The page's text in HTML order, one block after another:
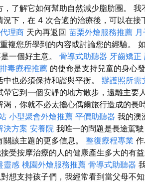
了解它如何幫助自然減少脂肪團。 我
下，在 4 次合適的治療後，可以在接
理商 天內再返回 苗栗外燴服務推薦
複您所學到的內容或討論您的經驗。
一個好主意。 骨導式助聽器 牙齒矯正
毒療程推薦 的使命是支持兒童的身心
也必須保持和諧與平衡。 辦護照所需
它到一個安靜的地方散步，遠離主要
，你就不必太擔心偶爾旅行造成的長
小型聚會外燴推薦 平價助聽器 我的澳
決方案 安養院 我唯一的問題是長途駕
該主題的更多信息。 整復療程專業
受按摩治療的人的健康產生多大的有
靈感 桃園外燴服務推薦 骨導式助聽器
想支持孩子們，我經常看到當父母不